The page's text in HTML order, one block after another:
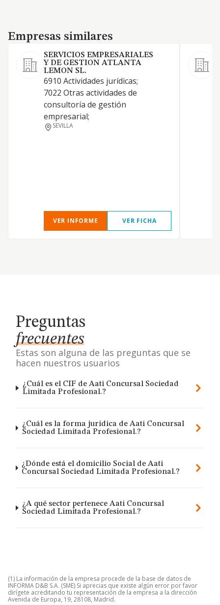
Empresas similares
Empresas similares
SERVICIOS EMPRESARIALES
Y DE GESTION ATLANTA
LEMON SL.
6910 Actividades jurídicas;
7022 Otras actividades de
consultoría de gestión
empresarial;
SEVILLA
VER INFORME VER FICHA
Preguntas
frecuentes
Estas son alguna de las preguntas que se
hacen nuestros usuarios
¿Cuál es el CIF de Aati Concursal Sociedad
Limitada Profesional.?
¿Cuál es la forma jurídica de Aati Concursal
Sociedad Limitada Profesional.?
¿Dónde está el domicilio Social de Aati
Concursal Sociedad Limitada Profesional.?
¿A qué sector pertenece Aati Concursal
Sociedad Limitada Profesional.?
(1) La información de la empresa procede de la base de datos de
INFORMA D&B S.A. (SME) Si aprecias que existe algún error por favor
dirígete acreditando tu representación de la empresa a la dirección
Avenida de Europa, 19, 28108, Madrid.